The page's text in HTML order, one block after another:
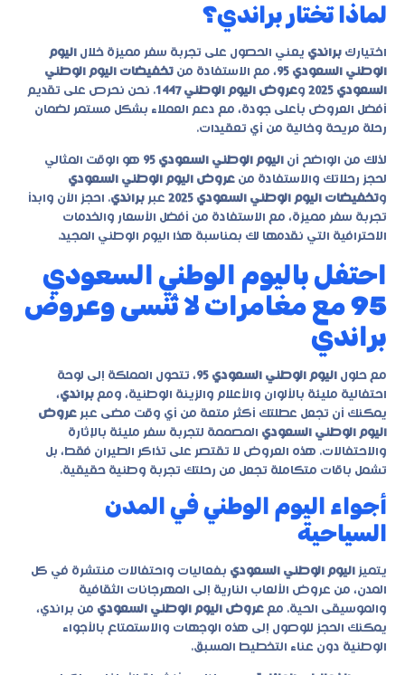
لماذا تختار براندي؟
اختيارك براندي يعني الحصول على تجربة سفر مميزة خلال اليوم
الوطني السعودي 95
، مع الاستفادة من تخفيضات اليوم الوطني
السعودي 2025
وعروض اليوم الوطني 1447
. نحن نحرص على تقديم
أفضل العروض بأعلى جودة، مع دعم العملاء بشكل مستمر لضمان
رحلة مريحة وخالية من أي تعقيدات.
لذلك من الواضح أن اليوم الوطني السعودي 95
هو الوقت المثالي
لحجز رحلاتك والاستفادة من عروض اليوم الوطني السعودي
وتخفيضات اليوم الوطني السعودي 2025 عبر براندي. احجز الآن وابدأ
تجربة سفر مميزة، مع الاستفادة من أفضل الأسعار والخدمات
الاحترافية التي نقدمها لك بمناسبة هذا اليوم الوطني المجيد.
احتفل باليوم الوطني السعودي
95 مع مغامرات لا تُنسى وعروض
براندي
مع حلول اليوم الوطني السعودي 95
، تتحول المملكة إلى لوحة
احتفالية مليئة بالألوان والأعلام والزينة الوطنية، ومع براندي،
يمكنك أن تجعل عطلتك أكثر متعة من أي وقت مضى عبر عروض
اليوم الوطني السعودي المصممة لتجربة سفر مليئة بالإثارة
والاحتفالات. هذه العروض لا تقتصر على تذاكر الطيران فقط، بل
تشمل باقات متكاملة تجعل من رحلتك تجربة وطنية حقيقية.
أجواء اليوم الوطني في المدن
السياحية
يتميز اليوم الوطني السعودي بفعاليات واحتفالات منتشرة في كل
المدن، من عروض الألعاب النارية إلى المهرجانات الثقافية
والموسيقى الحية. مع عروض اليوم الوطني السعودي من براندي،
يمكنك الحجز للوصول إلى هذه الوجهات والاستمتاع بالأجواء
الوطنية دون عناء التخطيط المسبق.